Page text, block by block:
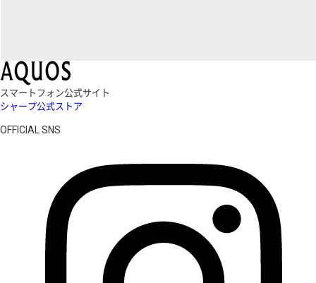
スマートフォン公式サイト
シャープ公式ストア
OFFICIAL SNS